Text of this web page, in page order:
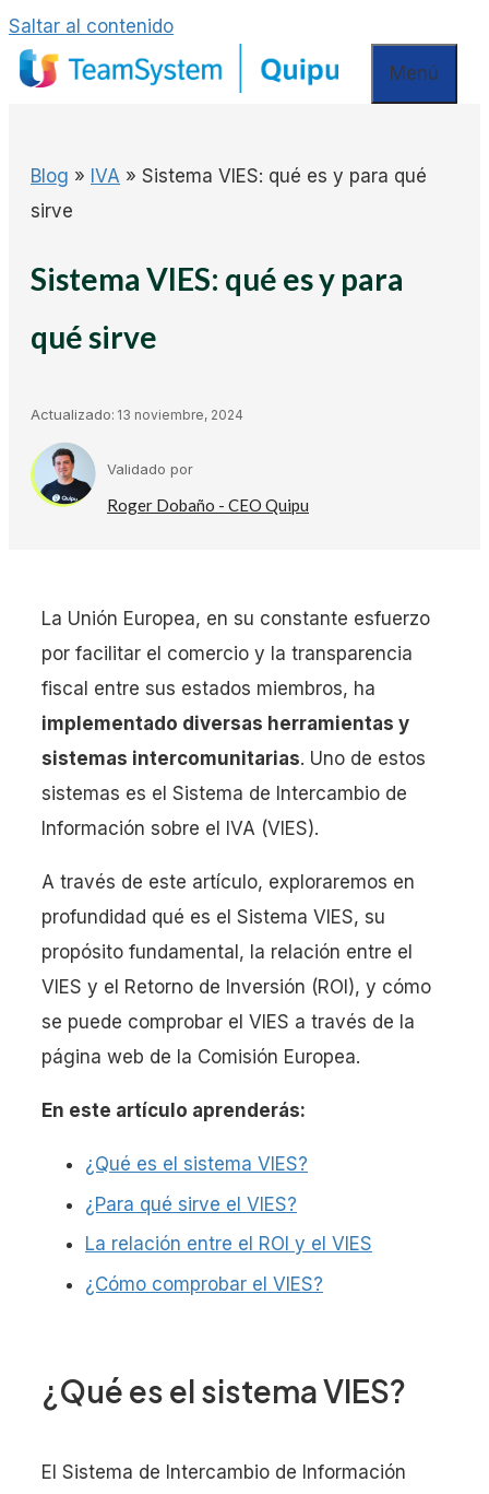
Saltar al contenido
Menú
Blog » IVA » Sistema VIES: qué es y para qué
sirve
Sistema VIES: qué es y para
qué sirve
Actualizado: 13 noviembre, 2024
Validado por
Roger Dobaño - CEO Quipu
La Unión Europea, en su constante esfuerzo
por facilitar el comercio y la transparencia
fiscal entre sus estados miembros, ha
implementado diversas herramientas y
sistemas intercomunitarias. Uno de estos
sistemas es el Sistema de Intercambio de
Información sobre el IVA (VIES).
A través de este artículo, exploraremos en
profundidad qué es el Sistema VIES, su
propósito fundamental, la relación entre el
VIES y el Retorno de Inversión (ROI), y cómo
se puede comprobar el VIES a través de la
página web de la Comisión Europea.
En este artículo aprenderás:
¿Qué es el sistema VIES?
¿Para qué sirve el VIES?
La relación entre el ROI y el VIES
¿Cómo comprobar el VIES?
¿Qué es el sistema VIES?
El Sistema de Intercambio de Información